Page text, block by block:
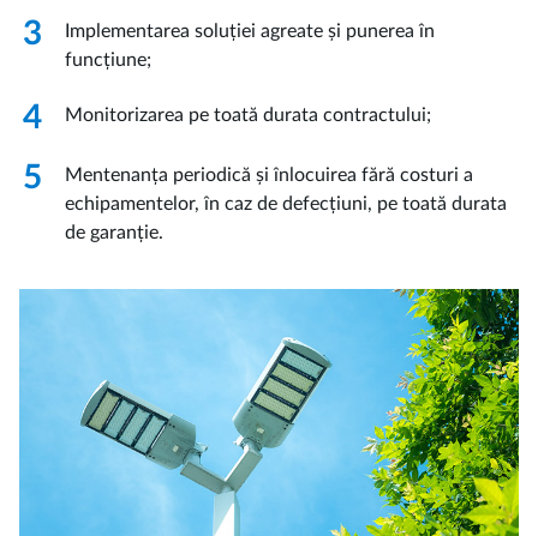
3
Implementarea soluției agreate și punerea în
funcțiune;
4 Monitorizarea pe toată durata contractului;
5
Mentenanța periodică și înlocuirea fără costuri a
echipamentelor, în caz de defecțiuni, pe toată durata
de garanție.